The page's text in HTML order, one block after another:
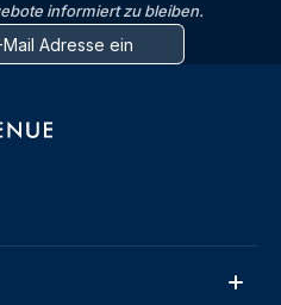
informiert zu bleiben.